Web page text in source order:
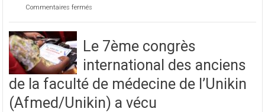
Commentaires fermés
première
journée
du
7ème
Congrès
de
l’AFMED
Le 7ème congrès
international des anciens
de la faculté de médecine de l’Unikin
(Afmed/Unikin) a vécu